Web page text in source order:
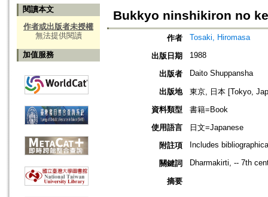
閱讀本文
作者或出版者未授權
無法提供閱讀
加值服務
Bukkyo ninshikiron no
作者 Tosaki, Hiromasa
出版日期 1988
出版者 Daito Shuppansha
出版地
東京, 日本 [Tokyo,
資料類型
書籍=Book
使用語言
日文=Japanese
附註項
Includes
關鍵詞 Dharmakirti, -- 7th
摘要